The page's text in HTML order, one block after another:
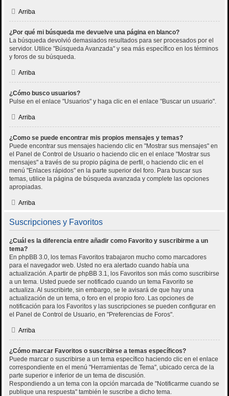
Arriba
¿Por qué mi búsqueda me devuelve una página en blanco?
La búsqueda devolvió demasiados resultados para ser procesados por el
servidor. Utilice "Búsqueda Avanzada" y sea más específico en los términos
y foros de su búsqueda.
Arriba
¿Cómo busco usuarios?
Pulse en el enlace "Usuarios" y haga clic en el enlace "Buscar un usuario".
Arriba
¿Como se puede encontrar mis propios mensajes y temas?
Puede encontrar sus mensajes haciendo clic en "Mostrar sus mensajes" en
el Panel de Control de Usuario o haciendo clic en el enlace "Mostrar sus
mensajes" a través de su propio página de perfil, o haciendo clic en el
menú "Enlaces rápidos" en la parte superior del foro. Para buscar sus
temas, utilice la página de búsqueda avanzada y complete las opciones
apropiadas.
Arriba
Suscripciones y Favoritos
¿Cuál es la diferencia entre añadir como Favorito y suscribirme a un
tema?
En phpBB 3.0, los temas Favoritos trabajaron mucho como marcadores
para el navegador web. Usted no era alertado cuando había una
actualización. A partir de phpBB 3.1, los Favoritos son más como suscribirse
a un tema. Usted puede ser notificado cuando un tema Favorito se
actualiza. Al suscribirte, sin embargo, se le avisará de que hay una
actualización de un tema, o foro en el propio foro. Las opciones de
notificación para los Favoritos y las suscripciones se pueden configurar en
el Panel de Control de Usuario, en "Preferencias de Foros".
Arriba
¿Cómo marcar Favoritos o suscribirse a temas específicos?
Puede marcar o suscribirse a un tema específico haciendo clic en el enlace
correspondiente en el menú "Herramientas de Tema", ubicado cerca de la
parte superior e inferior de un tema de discusión.
Respondiendo a un tema con la opción marcada de "Notificarme cuando se
publique una respuesta" también le suscribe a dicho tema.